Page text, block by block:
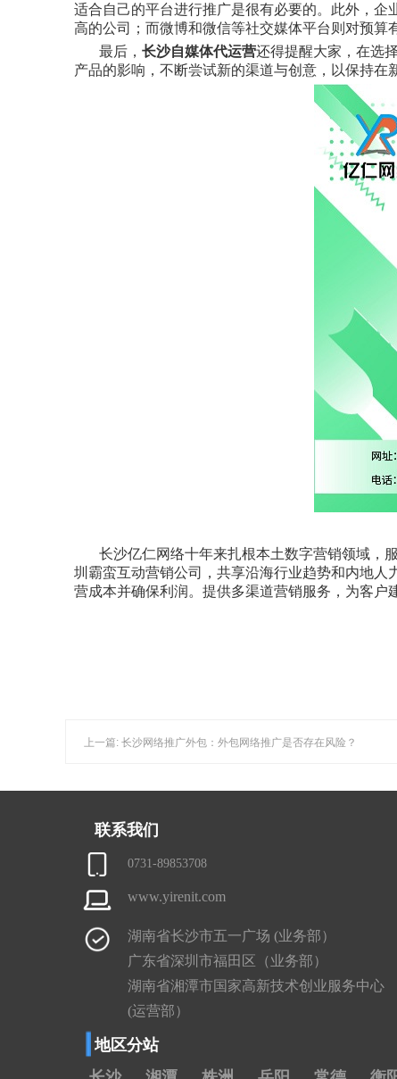
适合自己的平台进行推广是很有必要的。此外，
高的公司；而微博和微信等社交媒体平台则对预算
最后， 长沙自媒体代运营还得提醒大家，在选
产品的影响，不断尝试新的渠道与创意，以保持在
长沙亿仁网络十年来扎根本土数字营销领域，
圳霸蛮互动营销公司，共享沿海行业趋势和内地
营成本并确保利润。提供多渠道营销服务，为客户
上一篇: 长沙网络推广外包：外包网络推广是否存在风险？
联系我们
0731-89853708
www.yirenit.com
湖南省长沙市五一广场 (业务部）
广东省深圳市福田区（业务部）
湖南省湘潭市国家高新技术创业服务中心
(运营部）
地区分站